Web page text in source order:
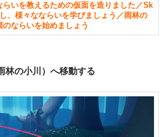
いを教えるための仮面を造りました／Sk
、様々なならいを学びましょう／雨林の
ならいを始めましょう
の小川）へ移動する